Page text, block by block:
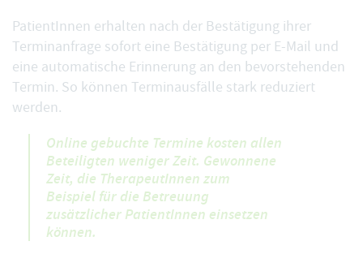
PatientInnen erhalten nach der Bestätigung ihrer
Terminanfrage sofort eine Bestätigung per E-Mail und
eine automatische Erinnerung an den bevorstehenden
Termin. So können Terminausfälle stark reduziert
werden.
Online gebuchte Termine kosten allen
Beteiligten weniger Zeit. Gewonnene
Zeit, die TherapeutInnen zum
Beispiel für die Betreuung
zusätzlicher PatientInnen einsetzen
können.